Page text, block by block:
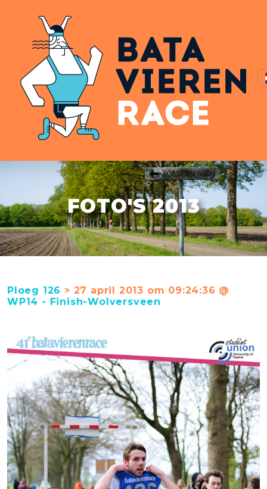
FOTO'S 2013
Ploeg 126 > 27 april 2013 om 09:24:36 @
WP14 - Finish-Wolversveen